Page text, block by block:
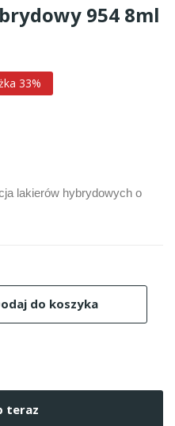
954 8ml
33%
lakierów hybrydowych o
do koszyka
teraz